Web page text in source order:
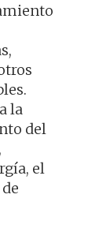
la
del
el